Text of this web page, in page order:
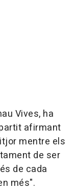
Vives, ha
afirmant
mentre els
de ser
de cada
més".